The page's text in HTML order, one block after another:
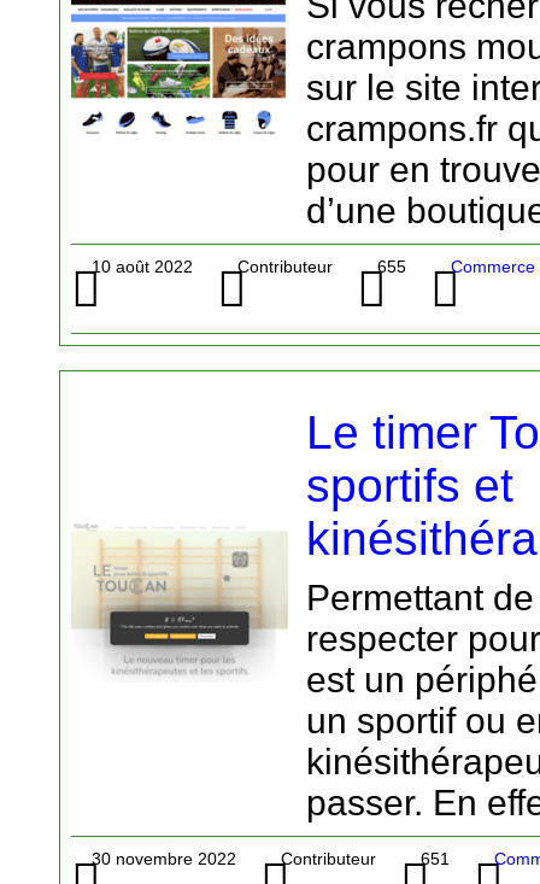
crampons
sur le site
crampons.fr
pour en
d’une
10 août 2022 Contributeur 655
Le timer
sportifs et
Permettant
respecter
est un
un sportif ou
passer. En
30 novembre 2022 Contributeur 651